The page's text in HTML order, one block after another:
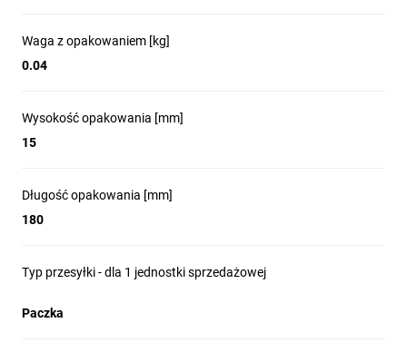
Waga z opakowaniem [kg]
0.04
Wysokość opakowania [mm]
15
Długość opakowania [mm]
180
Typ przesyłki - dla 1 jednostki sprzedażowej
Paczka